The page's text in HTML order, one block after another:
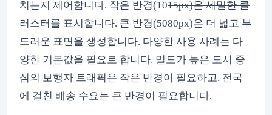
치는지 제어합니다. 작은 반경(1015px)은 세밀한 클
러스터를 표시합니다. 큰 반경(5080px)은 더 넓고 부
드러운 표면을 생성합니다. 다양한 사용 사례는 다
양한 기본값을 필요로 합니다. 밀도가 높은 도시 중
심의 보행자 트래픽은 작은 반경이 필요하고, 전국
에 걸친 배송 수요는 큰 반경이 필요합니다.